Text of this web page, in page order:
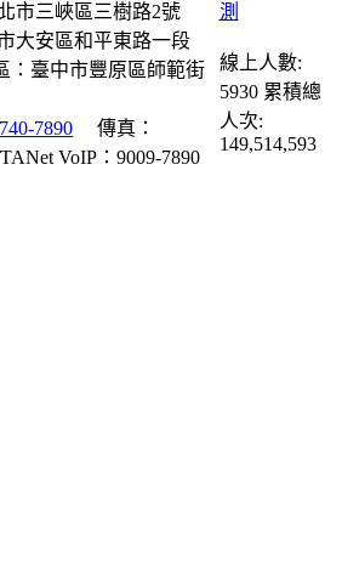
市三峽區三樹路2號
大安區和平東路一段
：臺中市豐原區師範街
7890
傳真：
TANet VoIP：9009-7890
線上人數:
5930 累積總
人次:
149,514,593